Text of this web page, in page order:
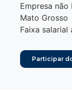
Empresa
Mato Grosso
Faixa salarial
Participar